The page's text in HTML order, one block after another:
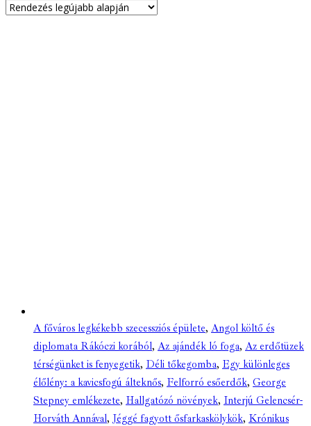
A főváros legkékebb szecessziós épülete, Angol költő és
diplomata Rákóczi korából, Az ajándék ló foga, Az erdőtüzek
térségünket is fenyegetik, Déli tőkegomba, Egy különleges
élőlény: a kavicsfogú álteknős, Felforró esőerdők, George
Stepney emlékezete, Hallgatózó növények, Interjú Gelencsér-
Horváth Annával, Jéggé fagyott ősfarkaskölykök, Krónikus